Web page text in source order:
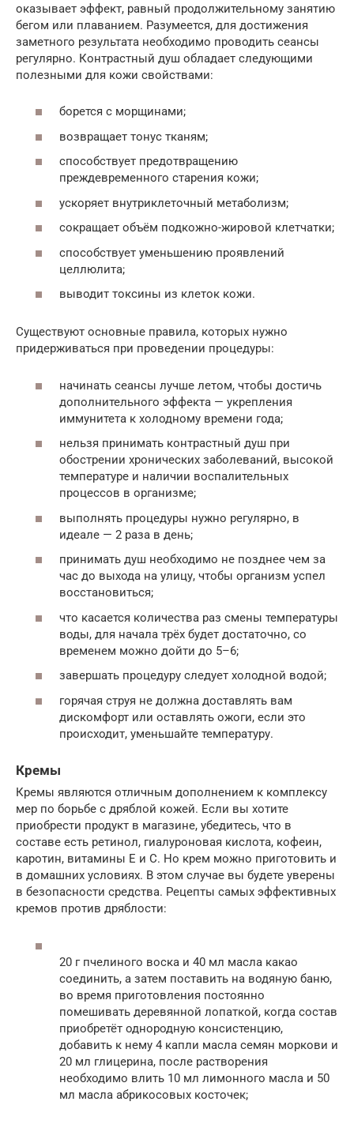
оказывает эффект, равный продолжительному занятию
бегом или плаванием. Разумеется, для достижения
заметного результата необходимо проводить сеансы
регулярно. Контрастный душ обладает следующими
полезными для кожи свойствами:
борется с морщинами;
возвращает тонус тканям;
способствует предотвращению
преждевременного старения кожи;
ускоряет внутриклеточный метаболизм;
сокращает объём подкожно-жировой клетчатки;
способствует уменьшению проявлений
целлюлита;
выводит токсины из клеток кожи.
Существуют основные правила, которых нужно
придерживаться при проведении процедуры:
начинать сеансы лучше летом, чтобы достичь
дополнительного эффекта — укрепления
иммунитета к холодному времени года;
нельзя принимать контрастный душ при
обострении хронических заболеваний, высокой
температуре и наличии воспалительных
процессов в организме;
выполнять процедуры нужно регулярно, в
идеале — 2 раза в день;
принимать душ необходимо не позднее чем за
час до выхода на улицу, чтобы организм успел
восстановиться;
что касается количества раз смены температуры
воды, для начала трёх будет достаточно, со
временем можно дойти до 5–6;
завершать процедуру следует холодной водой;
горячая струя не должна доставлять вам
дискомфорт или оставлять ожоги, если это
происходит, уменьшайте температуру.
Кремы
Кремы являются отличным дополнением к комплексу
мер по борьбе с дряблой кожей. Если вы хотите
приобрести продукт в магазине, убедитесь, что в
составе есть ретинол, гиалуроновая кислота, кофеин,
каротин, витамины Е и С. Но крем можно приготовить и
в домашних условиях. В этом случае вы будете уверены
в безопасности средства. Рецепты самых эффективных
кремов против дряблости:
20 г пчелиного воска и 40 мл масла какао
соединить, а затем поставить на водяную баню,
во время приготовления постоянно
помешивать деревянной лопаткой, когда состав
приобретёт однородную консистенцию,
добавить к нему 4 капли масла семян моркови и
20 мл глицерина, после растворения
необходимо влить 10 мл лимонного масла и 50
мл масла абрикосовых косточек;